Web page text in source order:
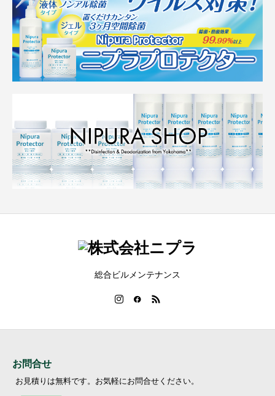
総合ビルメンテナンス
お問合せ
お見積りは無料です。お気軽にお問合せください。